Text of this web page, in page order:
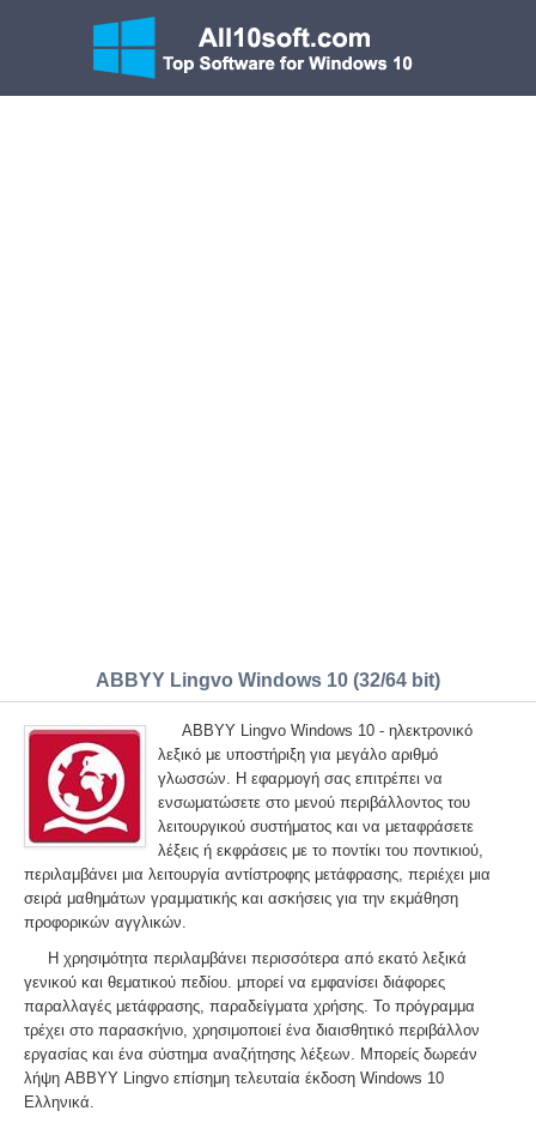
ABBYY Lingvo Windows 10 (32/64 bit)
ABBYY Lingvo Windows 10 - ηλεκτρονικό
λεξικό με υποστήριξη για μεγάλο αριθμό
γλωσσών. Η εφαρμογή σας επιτρέπει να
ενσωματώσετε στο μενού περιβάλλοντος του
λειτουργικού συστήματος και να μεταφράσετε
λέξεις ή εκφράσεις με το ποντίκι του ποντικιού,
περιλαμβάνει μια λειτουργία αντίστροφης μετάφρασης, περιέχει μια
σειρά μαθημάτων γραμματικής και ασκήσεις για την εκμάθηση
προφορικών αγγλικών.
Η χρησιμότητα περιλαμβάνει περισσότερα από εκατό λεξικά
γενικού και θεματικού πεδίου. μπορεί να εμφανίσει διάφορες
παραλλαγές μετάφρασης, παραδείγματα χρήσης. Το πρόγραμμα
τρέχει στο παρασκήνιο, χρησιμοποιεί ένα διαισθητικό περιβάλλον
εργασίας και ένα σύστημα αναζήτησης λέξεων. Μπορείς δωρεάν
λήψη ABBYY Lingvo επίσημη τελευταία έκδοση Windows 10
Ελληνικά.